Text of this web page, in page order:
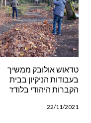
25/11/2021
טדאוש אולובק ממשיך
בעבודות הניקיון בבית
הקברות היהודי בלודז'
22/11/2021